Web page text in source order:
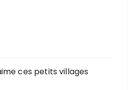
ces petits villages